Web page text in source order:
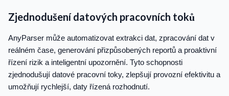
Zjednodušení datových pracovních toků
AnyParser může automatizovat extrakci dat, zpracování dat v
reálném čase, generování přizpůsobených reportů a proaktivní
řízení rizik a inteligentní upozornění. Tyto schopnosti
zjednodušují datové pracovní toky, zlepšují provozní efektivitu a
umožňují rychlejší, daty řízená rozhodnutí.